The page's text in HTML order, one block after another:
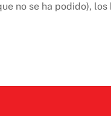
no se ha podido),